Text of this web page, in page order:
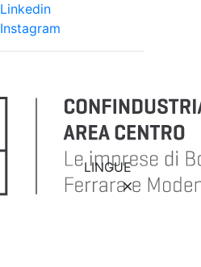
Linkedin
Instagram
LINGUE